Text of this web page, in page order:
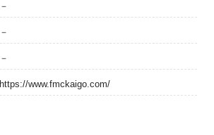
－
－
－
https://www.fmckaigo.com/